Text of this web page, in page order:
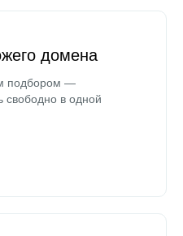
домена
подбором —
свободно в одной